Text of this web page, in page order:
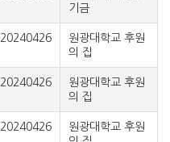
기금
20240426
원광대학교 후원
의 집
20240426
원광대학교 후원
의 집
20240426
원광대학교 후원